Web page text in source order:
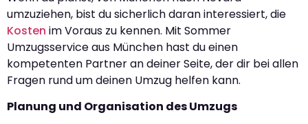
umzuziehen, bist du sicherlich daran interessiert, die
Kosten im Voraus zu kennen. Mit Sommer
Umzugsservice aus München hast du einen
kompetenten Partner an deiner Seite, der dir bei allen
Fragen rund um deinen Umzug helfen kann.
Planung und Organisation des Umzugs